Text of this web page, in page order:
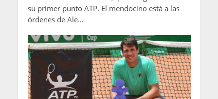
su primer punto ATP. El mendocino está a las
órdenes de Ale...